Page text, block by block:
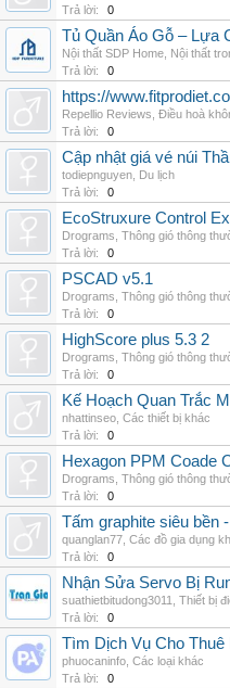
Trả lời:
0
Tủ Quần Áo Gỗ – Lựa
Nội thất SDP Home Nội thất
Trả lời:
0
https://
Repellio Reviews Điều hoà
Trả lời:
0
Cập nhật giá vé núi
todiepnguyen Du lịch
Trả lời:
0
EcoStruxure Control
Drograms Thông gió thông
Trả lời:
0
PSCAD v5.1
Drograms Thông gió thông
Trả lời:
0
HighScore plus 5.3 2
Drograms Thông gió thông
Trả lời:
0
Kế Hoạch Quan Trắc
nhattinseo Các thiết bị khác
Trả lời:
0
Hexagon PPM Coade
Drograms Thông gió thông
Trả lời:
0
Tấm graphite siêu bền
quanglan77 Các đồ gia dụng
Trả lời:
0
Nhận Sửa Servo Bị
suathietbitudong3011
Thiết bị
Trả lời:
0
Tìm Dịch Vụ Cho
phuocaninfo Các loại khác
Trả lời:
0